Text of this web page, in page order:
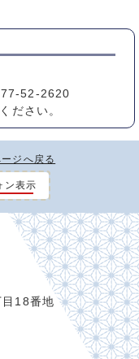
52-2620
ださい。
ージへ戻る
ン表示
目18番地